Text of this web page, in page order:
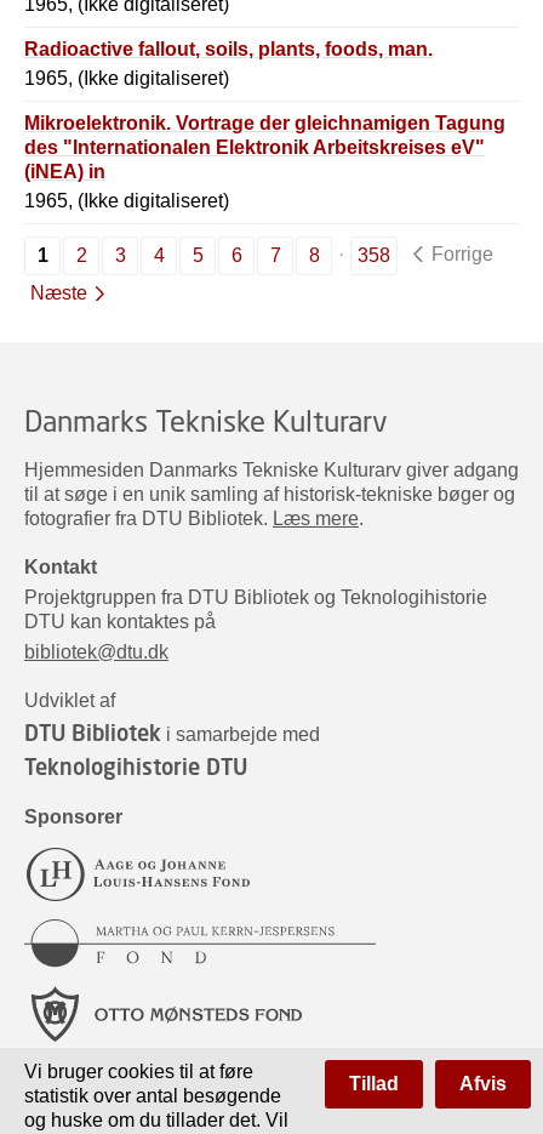
1965, (Ikke digitaliseret)
Radioactive fallout, soils, plants, foods, man.
1965, (Ikke digitaliseret)
Mikroelektronik. Vortrage der gleichnamigen Tagung
des "Internationalen Elektronik Arbeitskreises eV"
(iNEA) in
1965, (Ikke digitaliseret)
1 2 3 4 5 6 7 8 358
Forrige
Næste
Danmarks Tekniske Kulturarv
Hjemmesiden Danmarks Tekniske Kulturarv giver adgang
til at søge i en unik samling af historisk-tekniske bøger og
fotografier fra DTU Bibliotek. Læs mere.
Kontakt
Projektgruppen fra DTU Bibliotek og Teknologihistorie
DTU kan kontaktes på
bibliotek@dtu.dk
Udviklet af
DTU Bibliotek i samarbejde med
Teknologihistorie DTU
Sponsorer
Vi bruger cookies til at føre
statistik over antal besøgende
og huske om du tillader det. Vil
Tillad Afvis